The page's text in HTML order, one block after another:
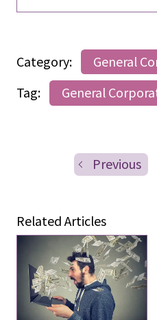
Category:
General
Tag:
General
Previous
Related Articles